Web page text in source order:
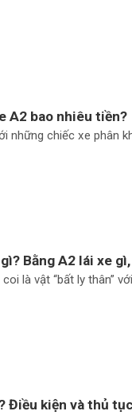
A2 bao nhiêu tiền?
những chiếc xe phân
Bằng A2 lái xe
là vật “bất ly thân”
Điều kiện và thủ